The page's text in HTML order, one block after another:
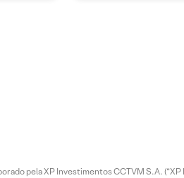
pela XP Investimentos CCTVM S.A.